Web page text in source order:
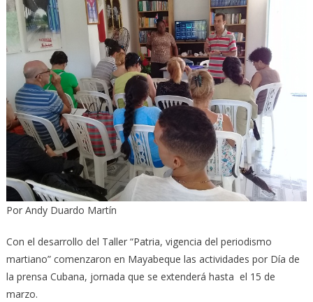
Por Andy Duardo Martín
Con el desarrollo del Taller “Patria, vigencia del periodismo
martiano” comenzaron en Mayabeque las actividades por Día de
la prensa Cubana, jornada que se extenderá hasta el 15 de
marzo.